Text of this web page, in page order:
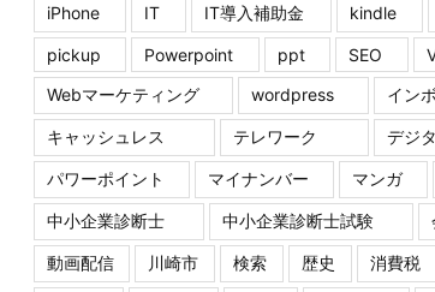
iPhone
IT IT導入補助金 kindle
pickup Powerpoint ppt SEO
Webマーケティング
wordpress イン
キャッシュレス テレワーク デジ
パワーポイント マイナンバー マンガ
中小企業診断士 中小企業診断士試験
動画配信 川崎市 検索 歴史 消費税